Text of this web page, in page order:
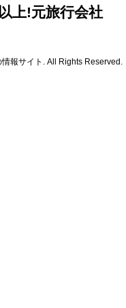
上!元旅行会社
報サイト. All Rights Reserved.